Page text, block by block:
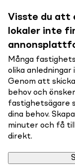
Visste du att
lokaler inte
Många
olika anledningar
Genom att
behov och
fastighetsägare
dina behov.
minuter och få
direkt.